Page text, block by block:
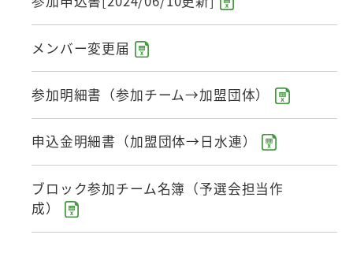
メンバー変更届
参加明細書（参加チーム→加盟団体）
申込金明細書（加盟団体→日水連）
ブロック参加チーム名簿（予選会担当作
成）